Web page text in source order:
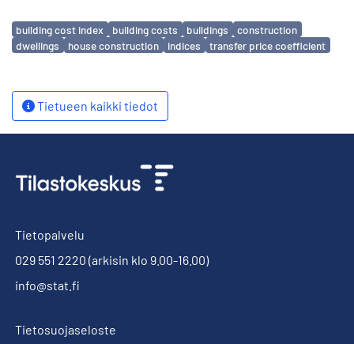
Avainsanat
building cost index building costs buildings
construction
dwellings
house construction indices transfer price coefficient
Tietueen kaikki tiedot
Tietopalvelu
029 551 2220 (arkisin klo 9.00-16.00)
info@stat.fi
Tietosuojaseloste